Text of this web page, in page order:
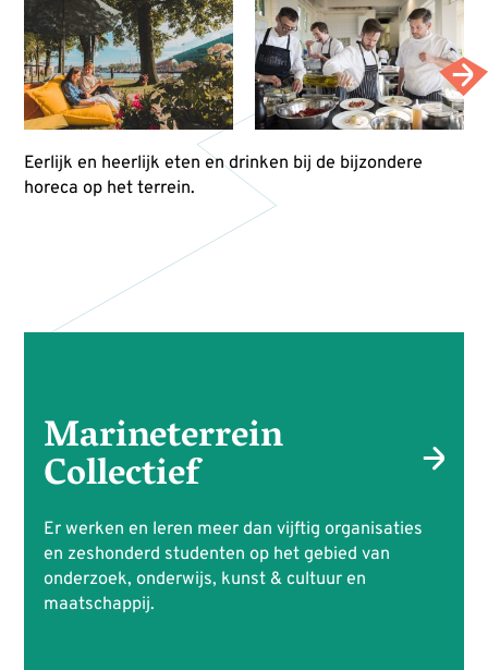
Eerlijk en heerlijk eten en drinken bij de bijzondere
horeca op het terrein.
Marineterrein
Collectief
Er werken en leren meer dan vijftig organisaties
en zeshonderd studenten op het gebied van
onderzoek, onderwijs, kunst & cultuur en
maatschappij.